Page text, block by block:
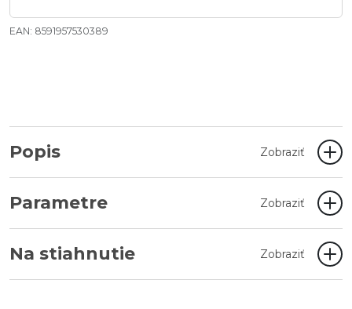
EAN: 8591957530389
Popis Zobraziť
Parametre Zobraziť
Na stiahnutie Zobraziť